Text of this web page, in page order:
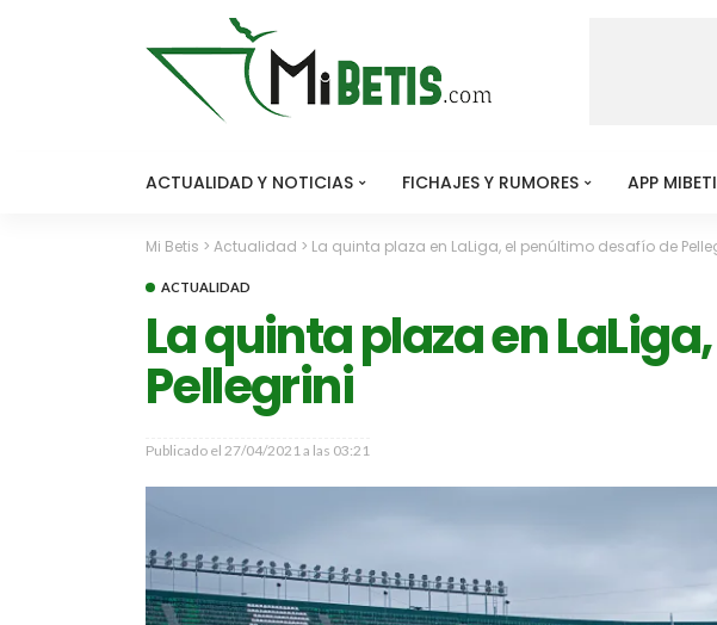
ACTUALIDAD Y NOTICIAS FICHAJES Y RUMORES APP
Mi Betis > Actualidad > La quinta plaza en LaLiga, el penúltimo desafío de
ACTUALIDAD
La quinta plaza en
Pellegrini
Publicado el 27/04/2021 a las 03:21